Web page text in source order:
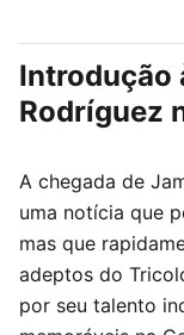
Introdução
Rodríguez
A chegada de
uma notícia que
mas que
adeptos do
por seu talento